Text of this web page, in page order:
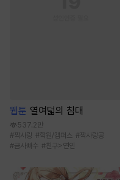
웹툰 열여덟의 침대
537.2만
#짝사랑 #학원/캠퍼스 #짝사랑공
#금사빠수 #친구>연인